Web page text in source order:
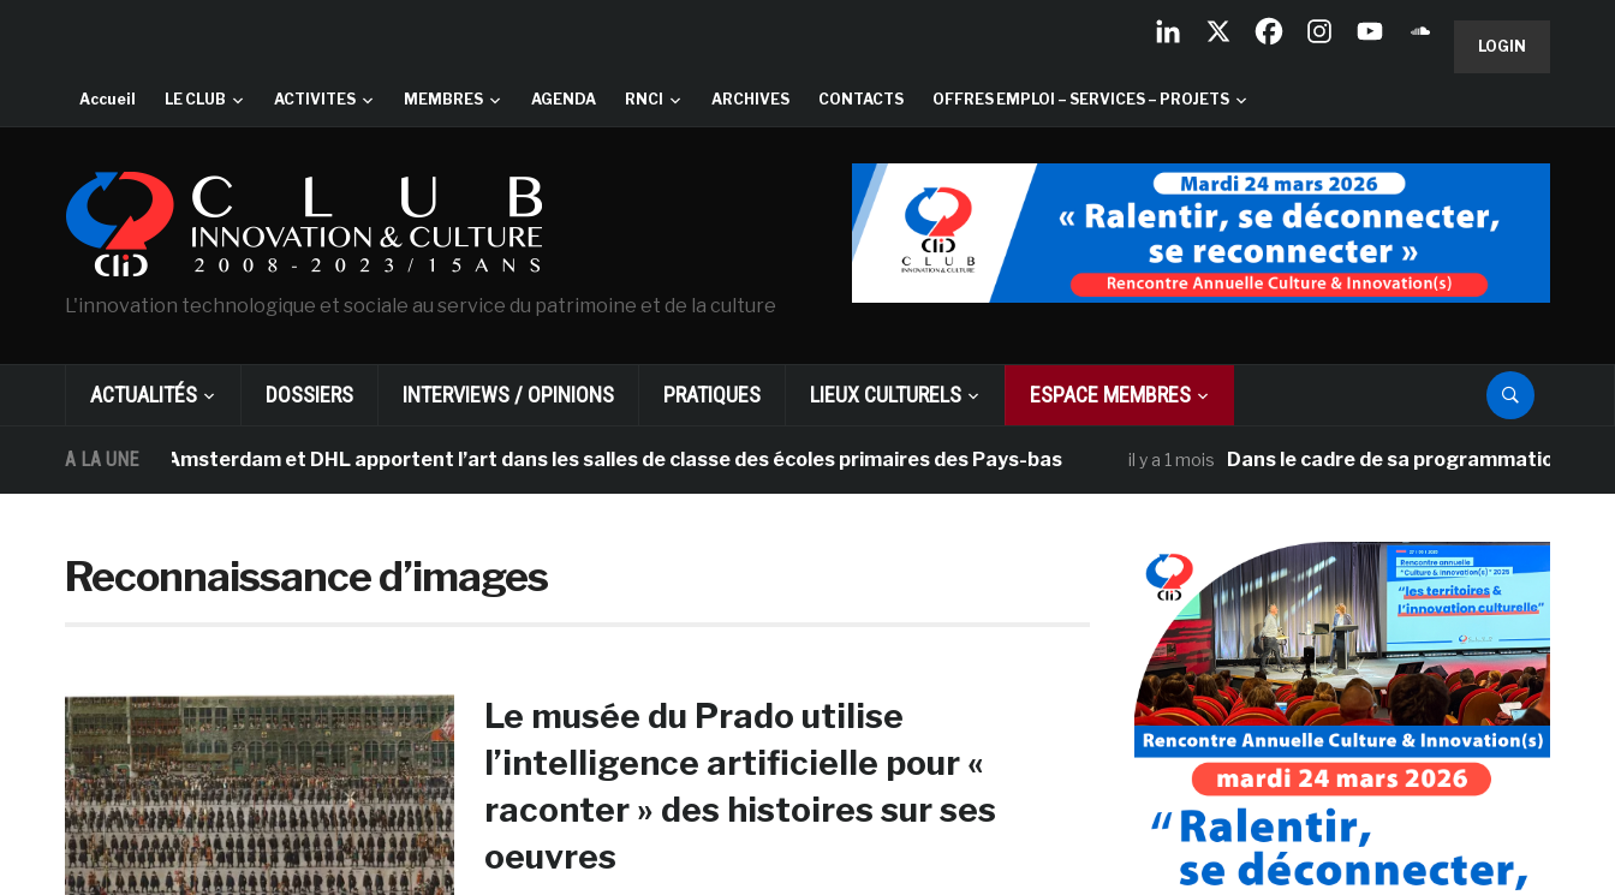
LOGIN
Accueil LE CLUB ACTIVITES MEMBRES AGENDA RNCI ARCHIVES CONTACTS OFFRES EMPLOI – SERVICES – PROJETS
L'innovation technologique et sociale au service du patrimoine et de la culture
ACTUALITÉS DOSSIERS INTERVIEWS / OPINIONS PRATIQUES LIEUX CULTURELS ESPACE MEMBRES
A LA UNE
Gogh d’Amsterdam et DHL apportent l’art dans les salles de classe des écoles primaires des Pays-bas il y a 1 mois Dans le cadre de sa programmation
Reconnaissance d’images
Le musée du Prado utilise
l’intelligence artificielle pour «
raconter » des histoires sur ses
oeuvres